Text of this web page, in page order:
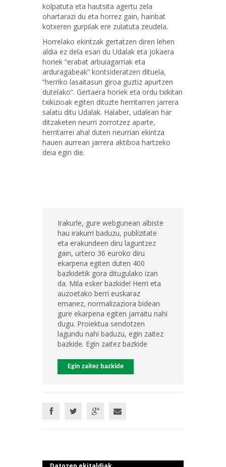
kolpatuta eta hautsita agertu zela
ohartarazi du eta horrez gain, hainbat
kotxeren gurpilak ere zulatuta zeudela.
Horrelako ekintzak gertatzen diren lehen
aldia ez dela esan du Udalak eta jokaera
horiek “erabat arbuiagarriak eta
arduragabeak” kontsideratzen dituela,
“herriko lasaitasun giroa guztiz apurtzen
dutelako”. Gertaera horiek eta ordu txikitan
txikizioak egiten dituzte herritarren jarrera
salatu ditu Udalak. Halaber, udalean har
ditzaketen neurri zorrotzez aparte,
herritarrei ahal duten neurrian ekintza
hauen aurrean jarrera aktiboa hartzeko
deia egin die.
Irakurle, gure webgunean albiste
hau irakurri baduzu, publizitate
eta erakundeen diru laguntzez
gain, urtero 36 euroko diru
ekarpena egiten duten 400
bazkidetik gora ditugulako izan
da. Mila esker bazkide! Herri eta
auzoetako berri euskaraz
emanez, normalizaziora bidean
gure ekarpena egiten jarraitu nahi
dugu. Proiektua sendotzen
lagundu nahi baduzu, egin zaitez
bazkide. Egin zaitez bazkide
Egin zaitez bazkide